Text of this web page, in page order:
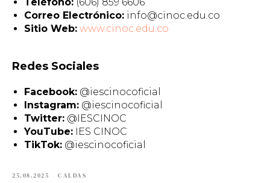
Correo Electrónico: info@cinoc.edu.co
Sitio Web: www.cinoc.edu.co
Redes Sociales
Facebook: @iescinocoficial
Instagram: @iescinocoficial
Twitter: @IESCINOC
YouTube: IES CINOC
TikTok: @iescinocoficial
25.08.2025 CALDAS